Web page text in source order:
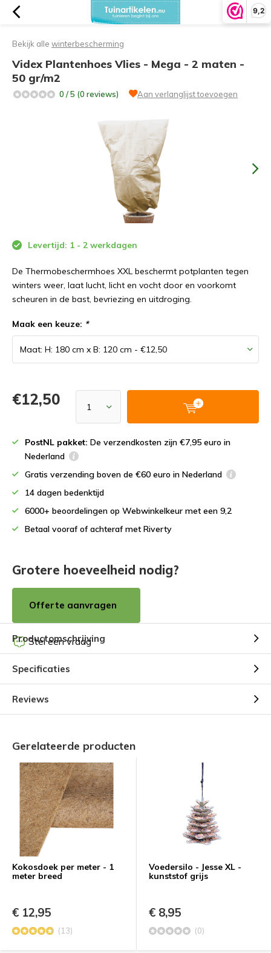
9,2
Bekijk alle winterbescherming
Videx Plantenhoes Vlies - Mega - 2 maten -
50 gr/m2
0 / 5 (0 reviews) Aan verlanglijst toevoegen
Levertijd: 1 - 2 werkdagen
De Thermobeschermhoes XXL beschermt potplanten tegen
winters weer, laat lucht, licht en vocht door en voorkomt
scheuren in de bast, bevriezing en uitdroging.
Maak een keuze: *
€12,50
PostNL pakket: De verzendkosten zijn €7,95 euro in
Nederland
Gratis verzending boven de €60 euro in Nederland
14 dagen bedenktijd
6000+ beoordelingen op Webwinkelkeur met een 9,2
Betaal vooraf of achteraf met Riverty
Grotere hoeveelheid nodig?
Offerte aanvragen
Stel een vraag
Productomschrijving
Specificaties
Reviews
Gerelateerde producten
Kokosdoek per meter - 1
meter breed
€ 12,95
(13)
Voedersilo - Jesse XL -
kunststof grijs
€ 8,95
(0)